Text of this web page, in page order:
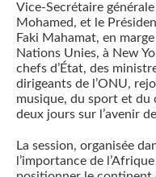
Vice-Secrétaire
Mohamed, et le
Faki Mahamat, en
Nations Unies, à New
chefs d’État, des
dirigeants de l’ONU,
musique, du sport et
deux jours sur l’avenir
La session, organisée
l’importance de